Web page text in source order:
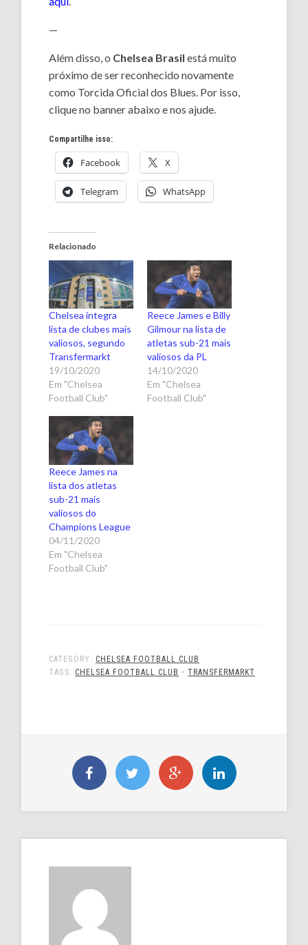
—
Além disso, o Chelsea Brasil está muito
próximo de ser reconhecido novamente
como Torcida Oficial dos Blues. Por isso,
clique no banner abaixo e nos ajude.
Compartilhe isso:
Facebook X
Telegram WhatsApp
Relacionado
Chelsea integra
lista de clubes mais
valiosos, segundo
Transfermarkt
19/10/2020
Em "Chelsea
Football Club"
Reece James e Billy
Gilmour na lista de
atletas sub-21 mais
valiosos da PL
14/10/2020
Em "Chelsea
Football Club"
Reece James na
lista dos atletas
sub-21 mais
valiosos do
Champions League
04/11/2020
Em "Chelsea
Football Club"
CATEGORY: CHELSEA FOOTBALL CLUB
TAGS: CHELSEA FOOTBALL CLUB •TRANSFERMARKT